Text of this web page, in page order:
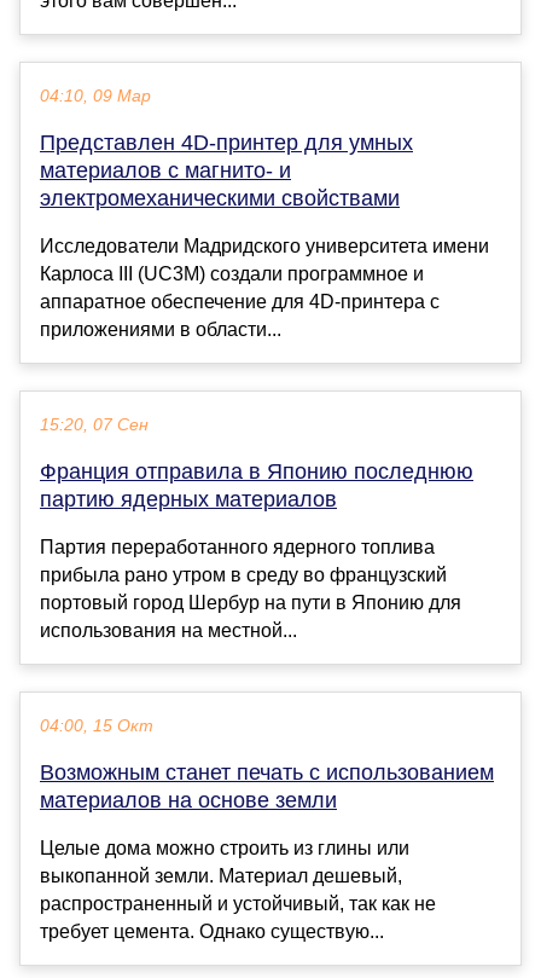
04:10, 09 Мар
Представлен 4D-принтер для умных
материалов с магнито- и
электромеханическими свойствами
Исследователи Мадридского университета имени
Карлоса III (UC3M) создали программное и
аппаратное обеспечение для 4D-принтера с
приложениями в области...
15:20, 07 Сен
Франция отправила в Японию последнюю
партию ядерных материалов
Партия переработанного ядерного топлива
прибыла рано утром в среду во французский
портовый город Шербур на пути в Японию для
использования на местной...
04:00, 15 Окт
Возможным станет печать с использованием
материалов на основе земли
Целые дома можно строить из глины или
выкопанной земли. Материал дешевый,
распространенный и устойчивый, так как не
требует цемента. Однако существую...